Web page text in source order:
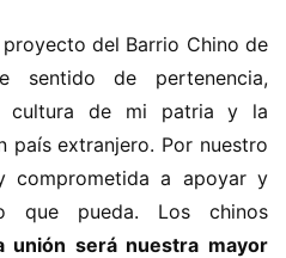
del Barrio Chino de
sentido de pertenencia,
cultura de mi patria y la
país extranjero. Por nuestro
comprometida a apoyar y
que pueda. Los chinos
unión será nuestra mayor